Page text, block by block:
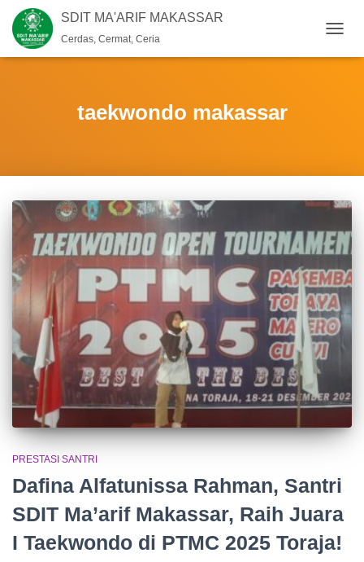
SDIT MA'ARIF MAKASSAR
Cerdas, Cermat, Ceria
taekwondo makassar
PRESTASI SANTRI
Dafina Alfatunissa Rahman, Santri
SDIT Ma’arif Makassar, Raih Juara
I Taekwondo di PTMC 2025 Toraja!